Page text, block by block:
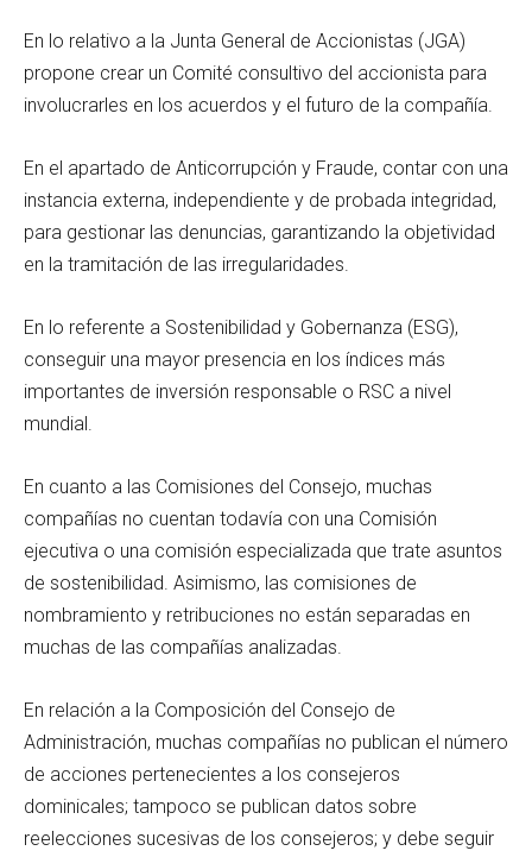
En lo relativo a la Junta General de Accionistas (JGA)
propone crear un Comité consultivo del accionista para
involucrarles en los acuerdos y el futuro de la compañía.
En el apartado de Anticorrupción y Fraude, contar con una
instancia externa, independiente y de probada integridad,
para gestionar las denuncias, garantizando la objetividad
en la tramitación de las irregularidades.
En lo referente a Sostenibilidad y Gobernanza (ESG),
conseguir una mayor presencia en los índices más
importantes de inversión responsable o RSC a nivel
mundial.
En cuanto a las Comisiones del Consejo, muchas
compañías no cuentan todavía con una Comisión
ejecutiva o una comisión especializada que trate asuntos
de sostenibilidad. Asimismo, las comisiones de
nombramiento y retribuciones no están separadas en
muchas de las compañías analizadas.
En relación a la Composición del Consejo de
Administración, muchas compañías no publican el número
de acciones pertenecientes a los consejeros
dominicales; tampoco se publican datos sobre
reelecciones sucesivas de los consejeros; y debe seguir